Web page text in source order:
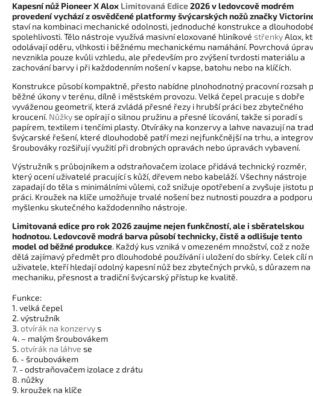
Kapesní nůž Pioneer X Alox Limitovaná Edice2026 v ledovcově modrém
provedení vychází z osvědčené platformy švýcarských nožů značky
staví na kombinaci mechanické odolnosti, jednoduché konstrukce a
spolehlivosti. Tělo nástroje využívá masivní eloxované hliníkové střenkyAlox,
odolávají oděru, vlhkosti i běžnému mechanickému namáhání. Povrchová
nevznikla pouze kvůli vzhledu, ale především pro zvýšení tvrdosti materiálu a
zachování barvy i při každodenním nošení v kapse, batohu nebo na klíčích.
Konstrukce působí kompaktně, přesto nabídne plnohodnotný pracovní rozsah
běžné úkony v terénu, dílně i městském provozu. Velká čepel pracuje s dobře
vyváženou geometrií, která zvládá přesné řezy i hrubší práci bez zbytečného
kroucení. Nůžkyse opírají o silnou pružinu a přesné lícování, takže si poradí s
papírem, textilem i tenčími plasty. Otvíráky na konzervy a lahve navazují na
švýcarské řešení, které dlouhodobě patří mezi nejfunkčnější na trhu, a
šroubováky rozšiřují využití při drobných opravách nebo úpravách vybavení.
Výstružník s průbojníkem a odstraňovačem izolace přidává technický rozměr,
který ocení uživatelé pracující s kůží, dřevem nebo kabeláží. Všechny nástroje
zapadají do těla s minimálními vůlemi, což snižuje opotřebení a zvyšuje jistotu
práci. Kroužek na klíče umožňuje trvalé nošení bez nutnosti pouzdra a
myšlenku skutečného každodenního nástroje.
Limitovaná edice pro rok 2026 zaujme nejen funkčností, ale i sběratelskou
hodnotou. Ledovcově modrá barva působí technicky, čistě a odlišuje tento
model od běžné produkce. Každý kus vzniká v omezeném množství, což z nože
dělá zajímavý předmět pro dlouhodobé používání i uložení do sbírky. Celek cílí
uživatele, kteří hledají odolný kapesní nůž bez zbytečných prvků, s důrazem na
mechaniku, přesnost a tradiční švýcarský přístup ke kvalitě.
Funkce:
1. velká čepel
2. výstružník
3.otvírák na konzervys
4. – malým šroubovákem
5.otvírák na láhve se
6. - šroubovákem
7. - odstraňovačem izolace z drátu
8. nůžky
9. kroužek na klíče